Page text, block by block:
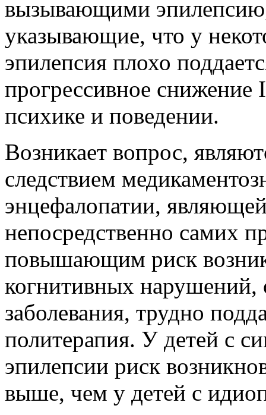
вызывающими
указывающие, что у
эпилепсия плохо
прогрессивное снижение
психике и поведении.
Возникает вопрос,
следствием
энцефалопатии,
непосредственно самих
повышающим риск
когнитивных нарушений,
заболевания, трудно
политерапия. У детей с
эпилепсии риск
выше, чем у детей с